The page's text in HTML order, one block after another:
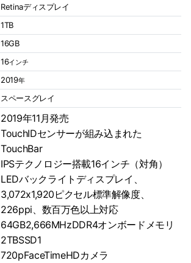
Retinaディスプレイ
1TB
16GB
16インチ
2019年
スペースグレイ
2019年11月発売
TouchIDセンサーが組み込まれた
TouchBar
IPSテクノロジー搭載16インチ（対角）
LEDバックライトディスプレイ、
3,072x1,920ピクセル標準解像度、
226ppi、数百万色以上対応
64GB2,666MHzDDR4オンボードメモリ
2TBSSD1
720pFaceTimeHDカメラ